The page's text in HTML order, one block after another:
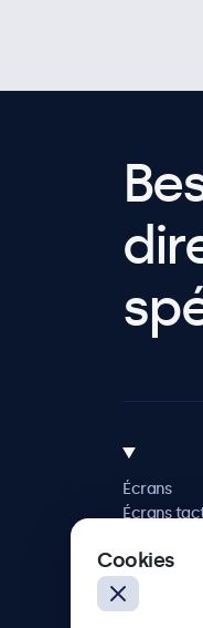
Écrans
Écrans
Solutions
Cookies